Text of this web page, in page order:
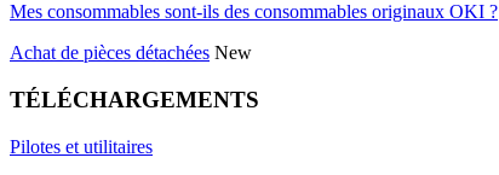
Mes consommables sont-ils des consommables originaux OKI ?
Achat de pièces détachées New
TÉLÉCHARGEMENTS
Pilotes et utilitaires